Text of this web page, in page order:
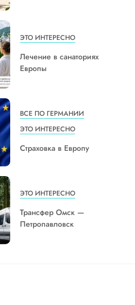
ЭТО ИНТЕРЕСНО
Лечение в санаториях
Европы
ВСЕ ПО ГЕРМАНИИ
ЭТО ИНТЕРЕСНО
Страховка в Европу
ЭТО ИНТЕРЕСНО
Трансфер Омск —
Петропавловск